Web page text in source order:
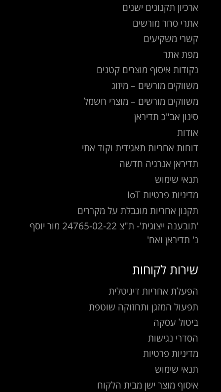
ארכיון תקנונים ישנים
אתרי סחר מורשים
קשרי משקיעים
מפת אתר
נקודות איסוף מוצרים קטנים
משווקים מורשים – מיזוג
משווקים מורשים – מוצרי חשמל
סינון אב"כ תדיראן
אודות
דוחות אחריות תאגידית וקוד אתי
תדיראן אנרגיה חדשה
תנאי שימוש
מדיניות פרטיות IoT
תקנון אחריות מוגבלת על מקררים
'תובענה ייצוגית'- ת"צ 24765-02-22 מור יוסף
נ' תדיראן ואח'
שירות לקוחות
הפעלת אחריות דיגיטלית
תפעול המזגן ותחזוקה שוטפת
ביטול עסקה
הסדרי נגישות
מדיניות פרטיות
תנאי שימוש
איסוף מוצר ישן מבית הלקוח